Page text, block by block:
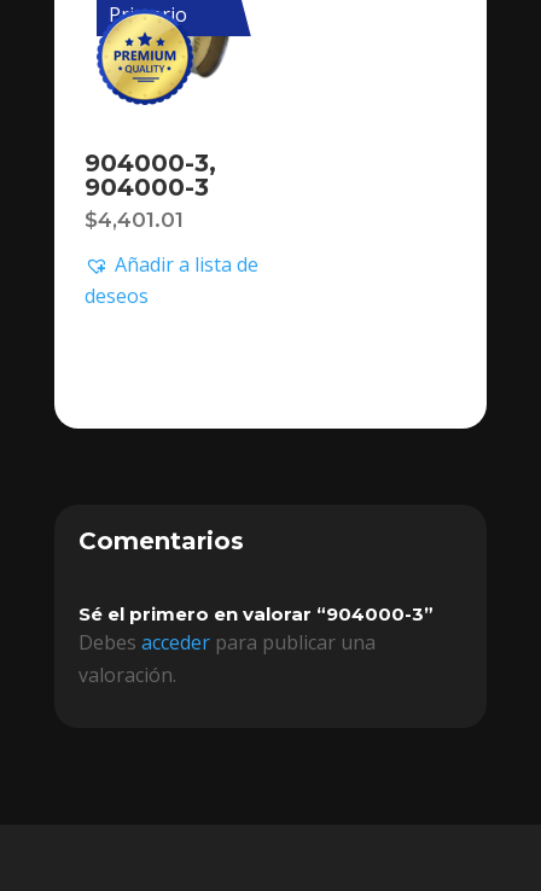
Primario
904000-3,
904000-3
$4,401.01
Añadir a lista de
deseos
Comentarios
Sé el primero en valorar “904000-3”
Debes accederpara publicar una
valoración.